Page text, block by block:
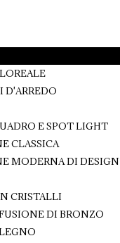
E SPOT LIGHT
CLASSICA
MODERNA DI DESIGN
CRISTALLI
DI BRONZO